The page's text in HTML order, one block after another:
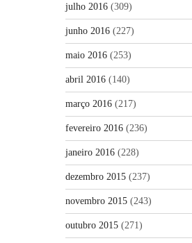
julho 2016 (309)
junho 2016 (227)
maio 2016 (253)
abril 2016 (140)
março 2016 (217)
fevereiro 2016 (236)
janeiro 2016 (228)
dezembro 2015 (237)
novembro 2015 (243)
outubro 2015 (271)